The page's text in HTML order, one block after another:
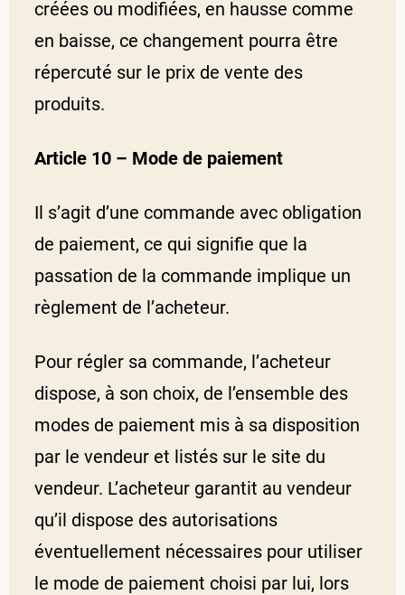
créées ou modifiées, en hausse comme
en baisse, ce changement pourra être
répercuté sur le prix de vente des
produits.
Article 10 – Mode de paiement
Il s’agit d’une commande avec obligation
de paiement, ce qui signifie que la
passation de la commande implique un
règlement de l’acheteur.
Pour régler sa commande, l’acheteur
dispose, à son choix, de l’ensemble des
modes de paiement mis à sa disposition
par le vendeur et listés sur le site du
vendeur. L’acheteur garantit au vendeur
qu’il dispose des autorisations
éventuellement nécessaires pour utiliser
le mode de paiement choisi par lui, lors